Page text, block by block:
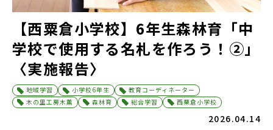
【西粟倉小学校】6年生森林育「中
学校で使用する名札を作ろう！②」
〈実施報告〉
地域学習 小学校6年生
教育コーディネーター
木の里工房木薫
森林育 総合学習 西粟倉小学校
2026.04.14